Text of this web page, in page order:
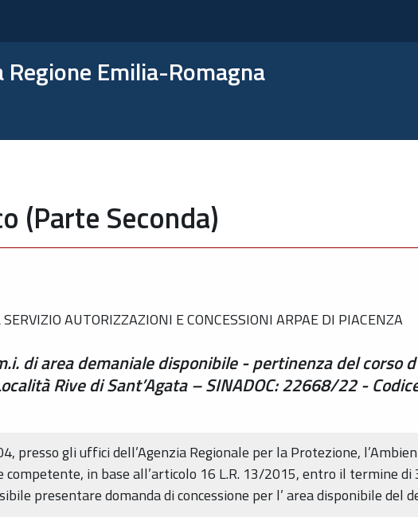
Emilia-Romagna
(Parte Seconda)
AUTORIZZAZIONI E CONCESSIONI ARPAE DI PIACENZA
di area demaniale disponibile - pertinenza del corso
Rive di Sant’Agata – SINADOC: 22668/22 -
presso gli uffici dell’Agenzia Regionale per la Protezione,
competente, in base all’articolo 16 L.R. 13/2015, entro il termine
presentare domanda di concessione per l’ area disponibile del